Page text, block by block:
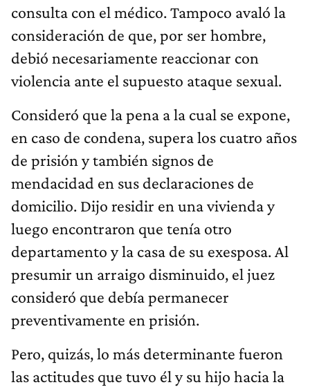
consulta con el médico. Tampoco avaló la
consideración de que, por ser hombre,
debió necesariamente reaccionar con
violencia ante el supuesto ataque sexual.
Consideró que la pena a la cual se expone,
en caso de condena, supera los cuatro años
de prisión y también signos de
mendacidad en sus declaraciones de
domicilio. Dijo residir en una vivienda y
luego encontraron que tenía otro
departamento y la casa de su exesposa. Al
presumir un arraigo disminuido, el juez
consideró que debía permanecer
preventivamente en prisión.
Pero, quizás, lo más determinante fueron
las actitudes que tuvo él y su hijo hacia la